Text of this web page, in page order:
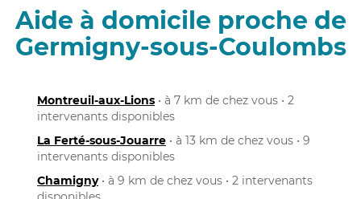
Aide à domicile proche de
Germigny-sous-Coulombs
Montreuil-aux-Lions • à 7 km de chez vous • 2
intervenants disponibles
La Ferté-sous-Jouarre • à 13 km de chez vous • 9
intervenants disponibles
Chamigny• à 9 km de chez vous • 2 intervenants